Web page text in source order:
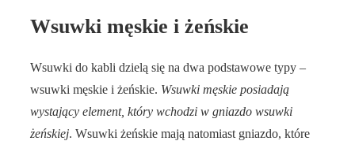
Wsuwki męskie i żeńskie
Wsuwki do kabli dzielą się na dwa podstawowe typy –
wsuwki męskie i żeńskie. Wsuwki męskie posiadają
wystający element, który wchodzi w gniazdo wsuwki
żeńskiej. Wsuwki żeńskie mają natomiast gniazdo, które